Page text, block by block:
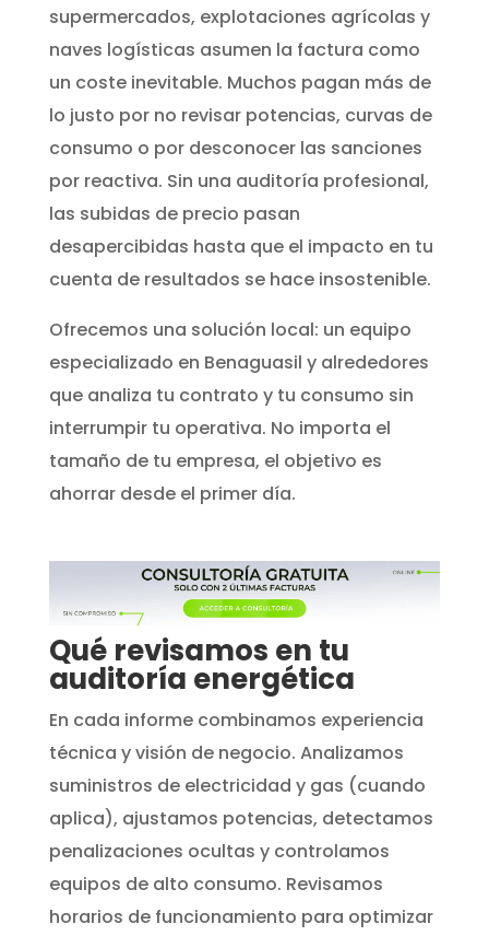
supermercados, explotaciones agrícolas y
naves logísticas asumen la factura como
un coste inevitable. Muchos pagan más de
lo justo por no revisar potencias, curvas de
consumo o por desconocer las sanciones
por reactiva. Sin una auditoría profesional,
las subidas de precio pasan
desapercibidas hasta que el impacto en tu
cuenta de resultados se hace insostenible.
Ofrecemos una solución local: un equipo
especializado en Benaguasil y alrededores
que analiza tu contrato y tu consumo sin
interrumpir tu operativa. No importa el
tamaño de tu empresa, el objetivo es
ahorrar desde el primer día.
Qué revisamos en tu
auditoría energética
En cada informe combinamos experiencia
técnica y visión de negocio. Analizamos
suministros de electricidad y gas (cuando
aplica), ajustamos potencias, detectamos
penalizaciones ocultas y controlamos
equipos de alto consumo. Revisamos
horarios de funcionamiento para optimizar